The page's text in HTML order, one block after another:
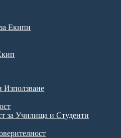
Екипи
Използване
за Училища и Студенти